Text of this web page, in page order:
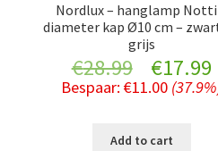
Nordlux – hanglamp Notti
diameter kap Ø10 cm –
grijs
€28.99
Original
price
was:
€17.99
Bespaar:€11.00
Add to cart